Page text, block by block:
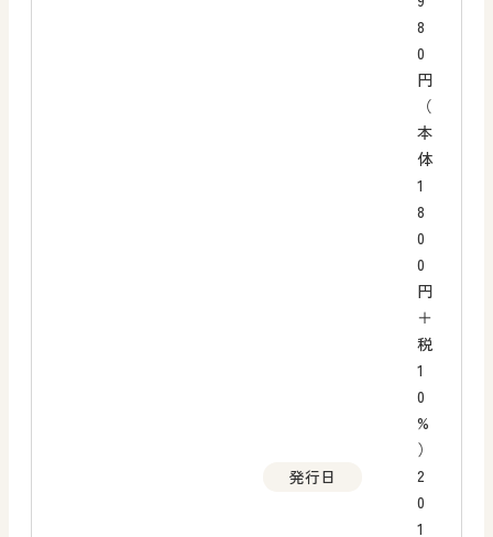
8
0
円
（
本
体
1
8
0
0
円
＋
税
1
0
%
）
発行日
2
0
1